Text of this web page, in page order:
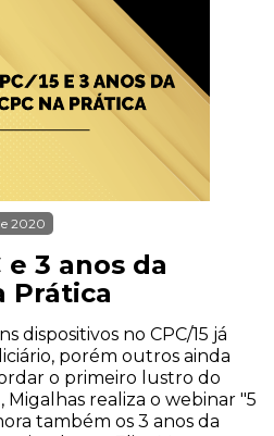
2020
e 3 anos da
Prática
dispositivos no CPC/15 já
porém outros ainda
o primeiro lustro do
realiza o webinar "5
também os 3 anos da